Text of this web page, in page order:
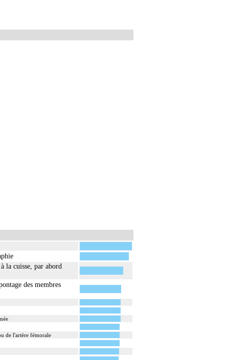
la cuisse, par abord
des membres
de l'artère fémorale